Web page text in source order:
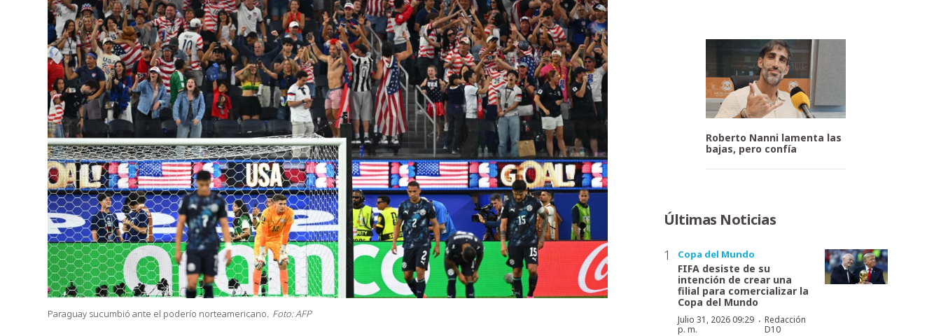
Paraguay sucumbió ante el poderío norteamericano. Foto: AFP
Roberto Nanni lamenta las
bajas, pero confía
Últimas Noticias
Copa del Mundo
FIFA desiste de su
intención de crear una
filial para comercializar la
Copa del Mundo
Julio 31, 2026 09:29
p. m.
· Redacción
D10